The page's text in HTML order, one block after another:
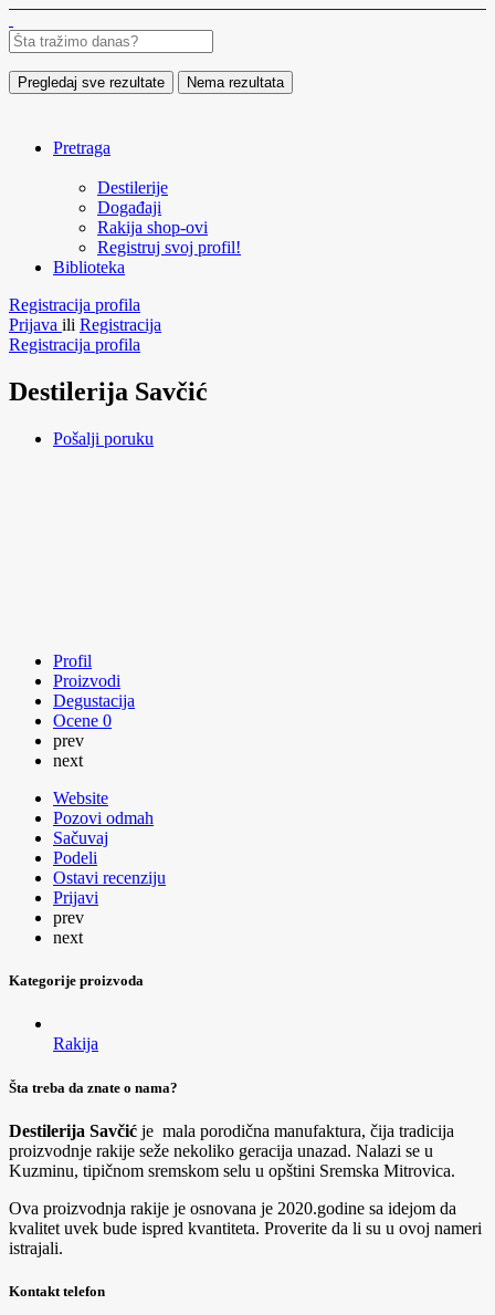
Pregledaj sve rezultate Nema rezultata
Pretraga
Destilerije
Događaji
Rakija shop-ovi
Registruj svoj profil!
Biblioteka
Registracija profila
Prijava ili Registracija
Registracija profila
Destilerija Savčić
Pošalji poruku
Profil
Proizvodi
Degustacija
Ocene 0
prev
next
Website
Pozovi odmah
Sačuvaj
Podeli
Ostavi recenziju
Prijavi
prev
next
Kategorije proizvoda
Rakija
Šta treba da znate o nama?
Destilerija Savčić je mala porodična manufaktura, čija tradicija
proizvodnje rakije seže nekoliko geracija unazad. Nalazi se u
Kuzminu, tipičnom sremskom selu u opštini Sremska Mitrovica.
Ova proizvodnja rakije je osnovana je 2020.godine sa idejom da
kvalitet uvek bude ispred kvantiteta. Proverite da li su u ovoj nameri
istrajali.
Kontakt telefon